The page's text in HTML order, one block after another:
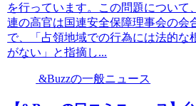
を行っています。この問題について
連の高官は国連安全保障理事会の会
で、「占領地域での行為には法的な
がない」と指摘し...
&Buzzの一般ニュース